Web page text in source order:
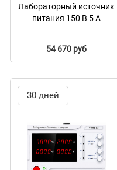
Лабораторный источник
питания 150 В 5 А
54 670 руб
30 дней